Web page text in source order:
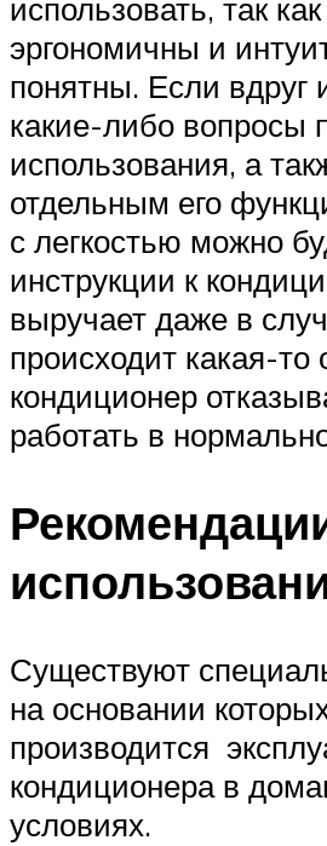
использовать, так
эргономичны и
понятны. Если вдруг
какие-либо вопросы
использования, а
отдельным его
с легкостью можно
инструкции к
выручает даже в
происходит какая-
кондиционер
работать в
Существуют
на основании
производится
кондиционера в
условиях.